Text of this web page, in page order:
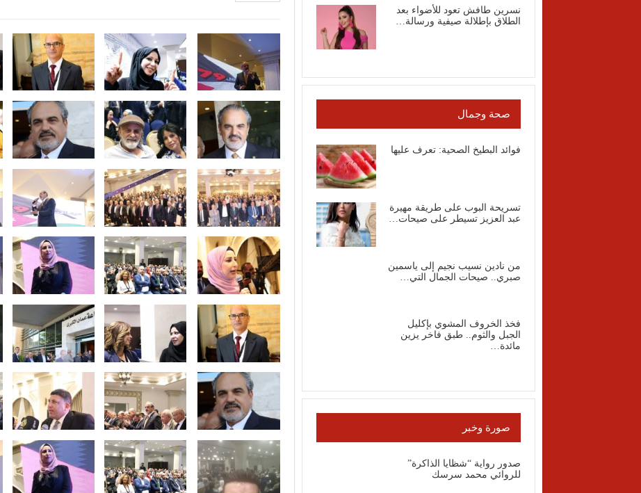
نسرين طافش تعود للأضواء بعد
الطلاق بإطلالة صيفية ورسالة…
صحة وجمال
فوائد البطيخ الصحية: تعرف عليها
تسريحة البوب على طريقة مهيرة
عبد العزيز تسيطر على صيحات…
من نادين نسيب نجيم إلى ياسمين
صبري.. صيحات الجمال التي…
فخذ الخروف المشوي بإكليل
الجبل والثوم.. طبق فاخر يزين
مائدة…
صورة وخبر
صدور رواية “شظايا الذاكرة”
للروائي محمد سرسك